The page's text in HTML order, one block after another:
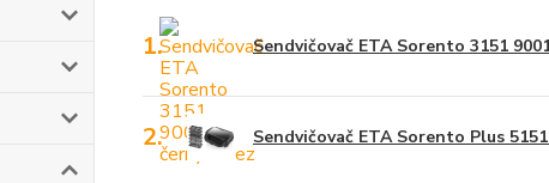
1. Sendvičovač ETA Sorento 3151
2. Sendvičovač ETA Sorento Plus